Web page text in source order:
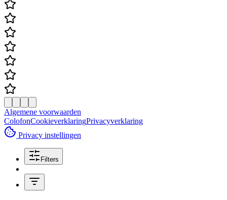
Algemene voorwaarden
ColofonCookieverklaringPrivacyverklaring
Privacy instellingen
Filters